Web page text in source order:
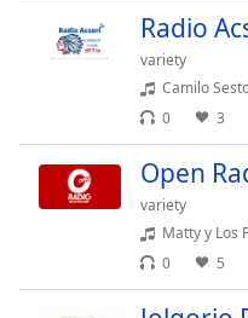
window.
cancel
Radio
variety
Camilo
0
3
Open
variety
Matty y Los
0
5